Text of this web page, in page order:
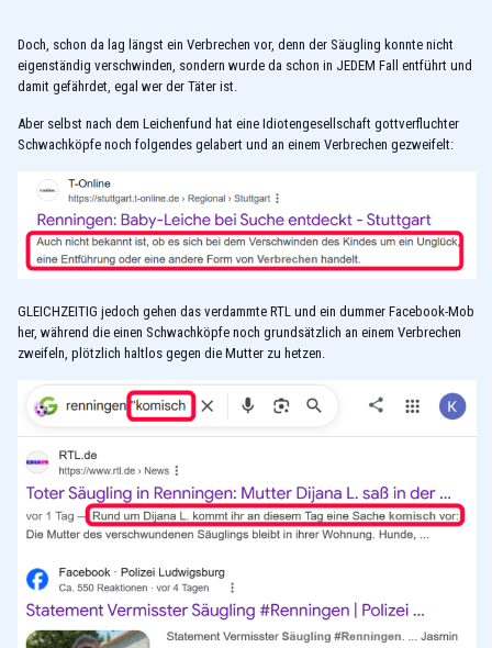
Doch, schon da lag längst ein Verbrechen vor, denn der Säugling konnte nicht
eigenständig verschwinden, sondern wurde da schon in JEDEM Fall entführt und
damit gefährdet, egal wer der Täter ist.
Aber selbst nach dem Leichenfund hat eine Idiotengesellschaft gottverfluchter
Schwachköpfe noch folgendes gelabert und an einem Verbrechen gezweifelt:
GLEICHZEITIG jedoch gehen das verdammte RTL und ein dummer Facebook-Mob
her, während die einen Schwachköpfe noch grundsätzlich an einem Verbrechen
zweifeln, plötzlich haltlos gegen die Mutter zu hetzen.